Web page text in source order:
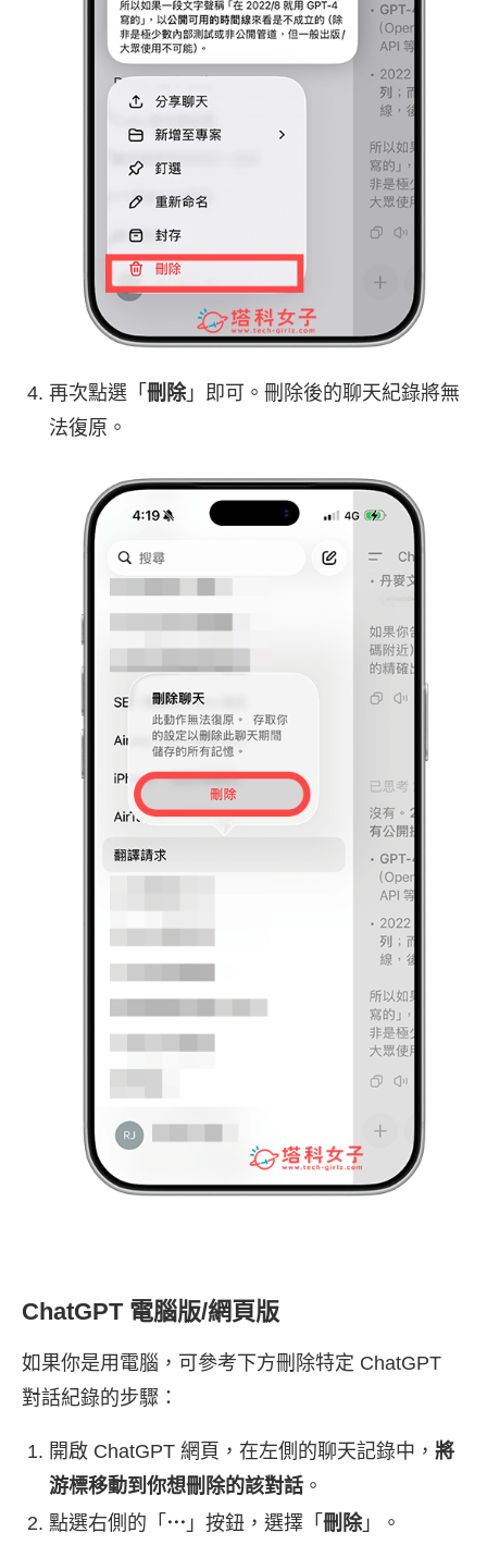
再次點選「 刪除」即可。刪除後的聊天紀錄將無
法復原。
ChatGPT 電腦版/網頁版
如果你是用電腦，可參考下方刪除特定 ChatGPT
對話紀錄的步驟：
開啟 ChatGPT 網頁，在左側的聊天記錄中， 將
游標移動到你想刪除的該對話 。
點選右側的「 ⋯ 」按鈕，選擇「 刪除」。